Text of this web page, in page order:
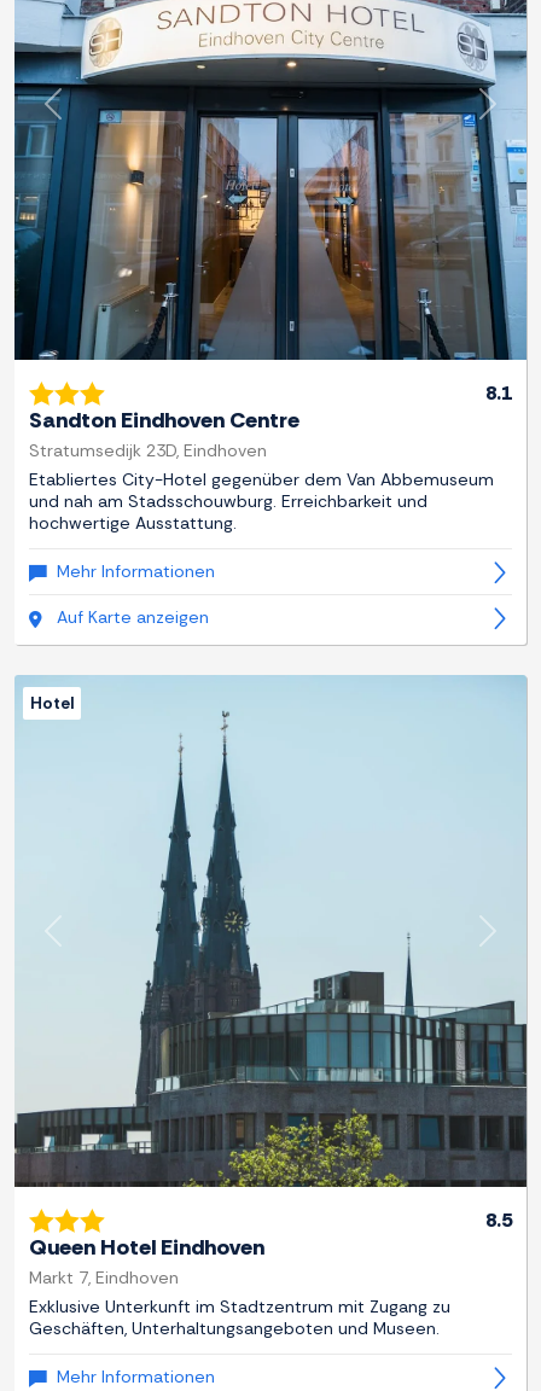
Zurück
8.1
Sandton Eindhoven Centre
Stratumsedijk 23D, Eindhoven
Etabliertes City-Hotel gegenüber dem Van Abbemuseum
und nah am Stadsschouwburg. Erreichbarkeit und
hochwertige Ausstattung.
Mehr Informationen
Auf Karte anzeigen
Zurück
Hotel
8.5
Queen Hotel Eindhoven
Markt 7, Eindhoven
Exklusive Unterkunft im Stadtzentrum mit Zugang zu
Geschäften, Unterhaltungsangeboten und Museen.
Mehr Informationen